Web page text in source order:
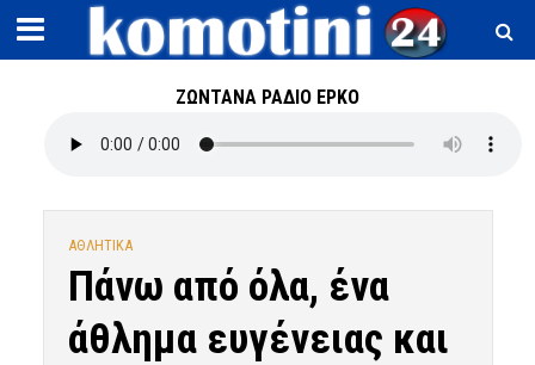
ΖΩΝΤΑΝΑ ΡΑΔΙΟ ΕΡΚΟ
ΑΘΛΗΤΙΚΑ
Πάνω από όλα, ένα
άθλημα ευγένειας και